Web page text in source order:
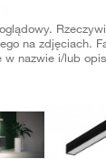
na zdjęciach.
w nazwie i/lub